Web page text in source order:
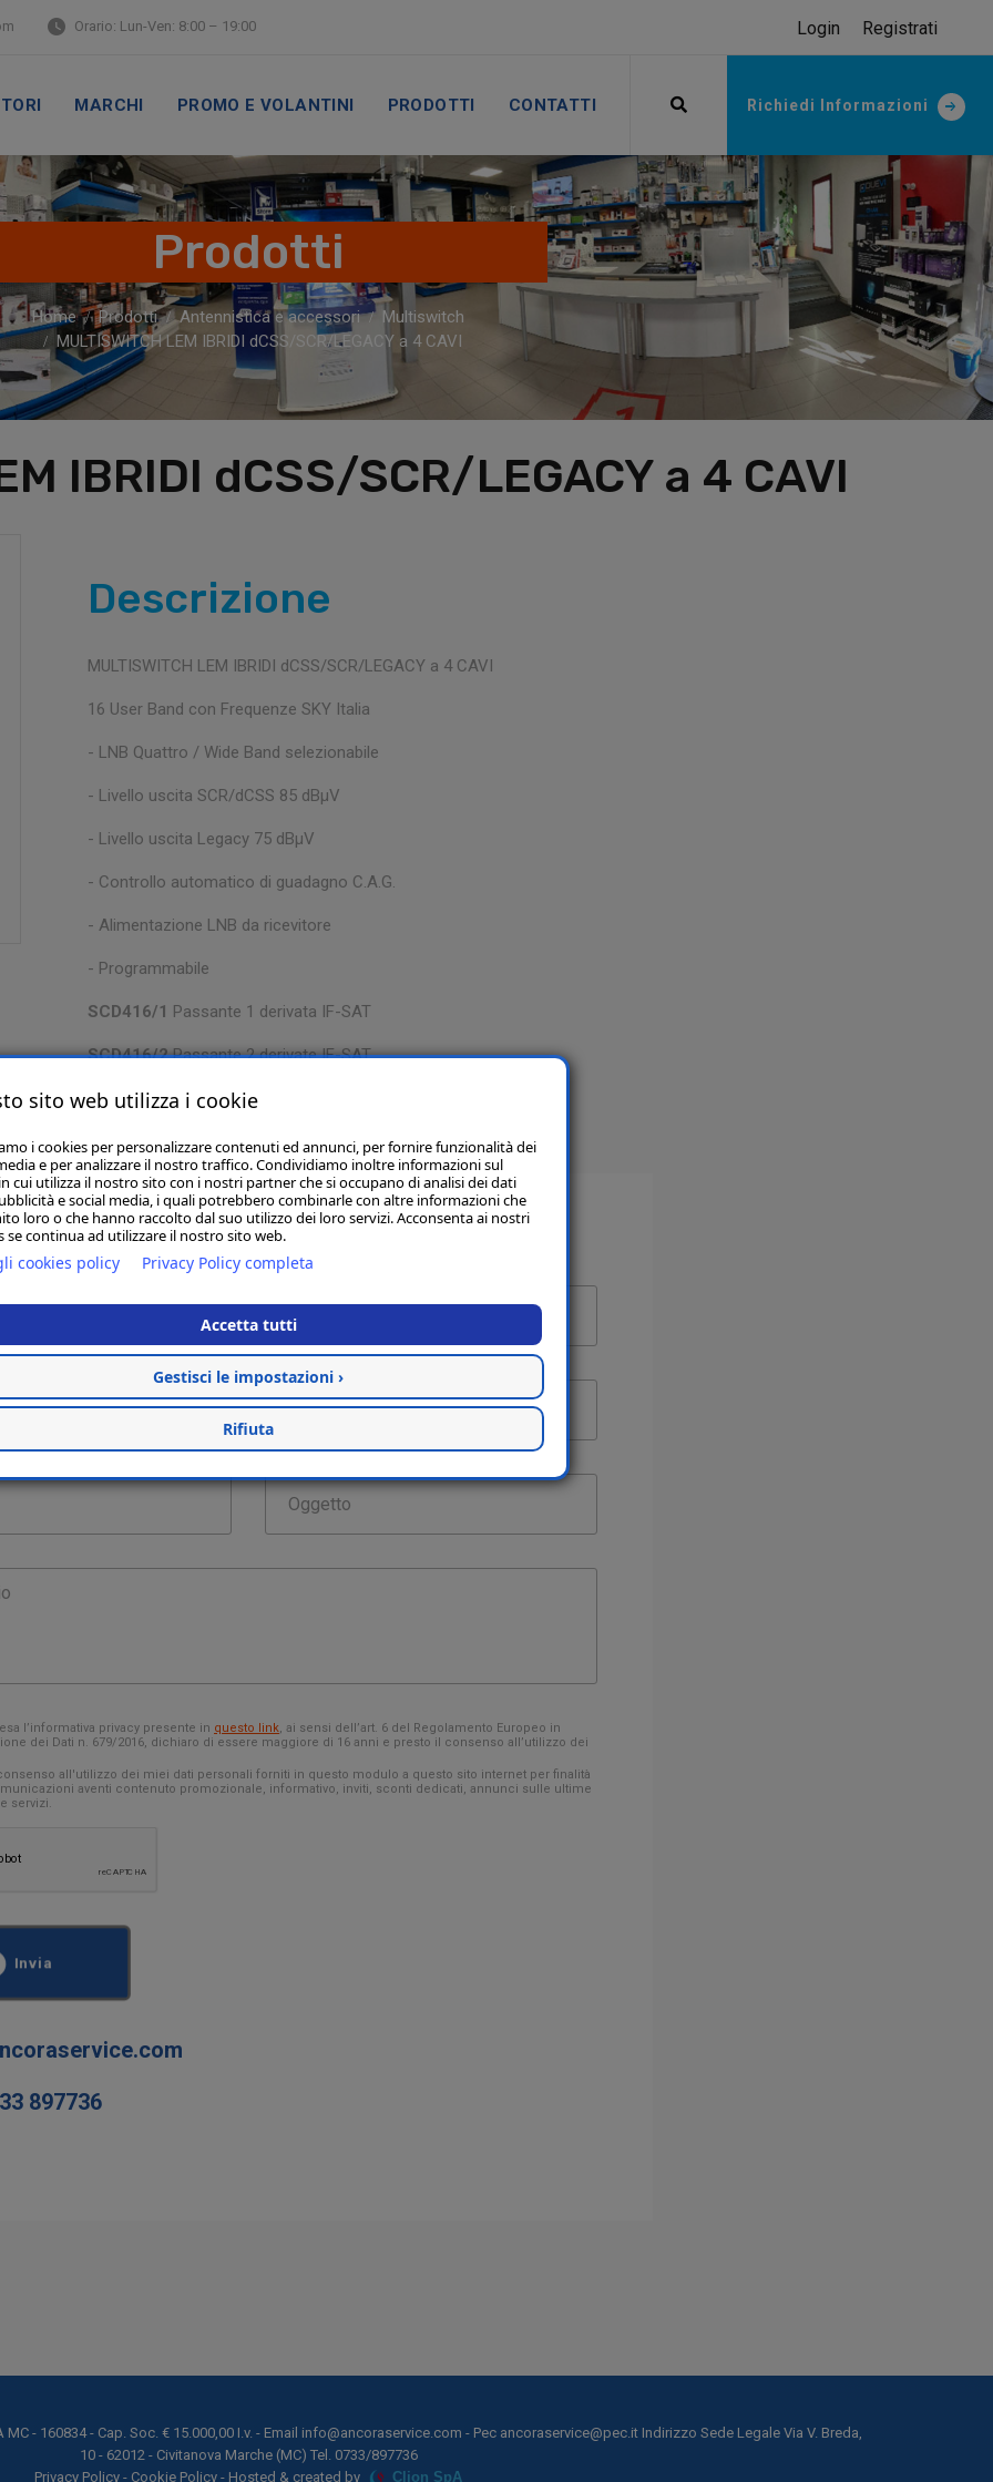
Orario: Lun-Ven: 8:00 – 19:00 Login Registrati
MARCHI PROMO E VOLANTINI PRODOTTI CONTATTI Richiedi Informazioni
Prodotti
Home Prodotti Antennistica e accessori
Multiswitch
MULTISWITCH LEM IBRIDI dCSS/SCR/LEGACY a 4 CAVI
IBRIDI dCSS/SCR/LEGACY a 4 CAVI
Descrizione
MULTISWITCH LEM IBRIDI dCSS/SCR/LEGACY a 4 CAVI
16 User Band con Frequenze SKY Italia
- LNB Quattro / Wide Band selezionabile
- Livello uscita SCR/dCSS 85 dBμV
- Livello uscita Legacy 75 dBμV
- Controllo automatico di guadagno C.A.G.
- Alimentazione LNB da ricevitore
- Programmabile
SCD416/1 Passante 1 derivata IF-SAT
SCD416/2Passante 2 derivate IF-SAT
informazione
l’informativa privacy presente in questo link, ai sensi dell’art. 6 del Regolamento Europeo in
dei Dati n. 679/2016, dichiaro di essere maggiore di 16 anni e presto il consenso all’utilizzo dei
all'utilizzo dei miei dati personali forniti in questo modulo a questo sito internet per finalità
aventi contenuto promozionale, informativo, inviti, sconti dedicati, annunci sulle ultime
servizi.
Invia
897736
MC - 160834 - Cap. Soc. € 15.000,00 I.v. - Email info@ancoraservice.com - Pec ancoraservice@pec.it Indirizzo Sede Legale Via V. Breda,
10 - 62012 - Civitanova Marche (MC) Tel. 0733/897736
Privacy Policy - Cookie Policy - Hosted & created by Clion SpA
sito web utilizza i cookie
i cookies per personalizzare contenuti ed annunci, per fornire funzionalità dei
e per analizzare il nostro traffico. Condividiamo inoltre informazioni sul
cui utilizza il nostro sito con i nostri partner che si occupano di analisi dei dati
e social media, i quali potrebbero combinarle con altre informazioni che
loro o che hanno raccolto dal suo utilizzo dei loro servizi. Acconsenta ai nostri
se continua ad utilizzare il nostro sito web.
cookies policy Privacy Policy completa
Accetta tutti
Gestisci le impostazioni ›
Rifiuta